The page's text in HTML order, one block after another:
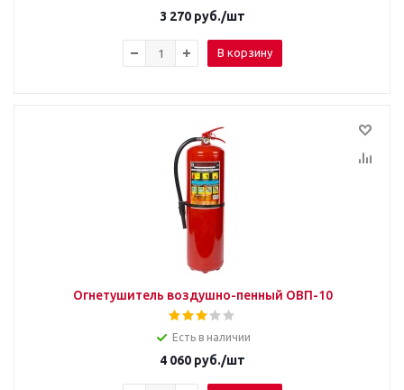
3 270 руб./шт
В корзину
Огнетушитель воздушно-пенный ОВП-10
Есть в наличии
4 060 руб./шт